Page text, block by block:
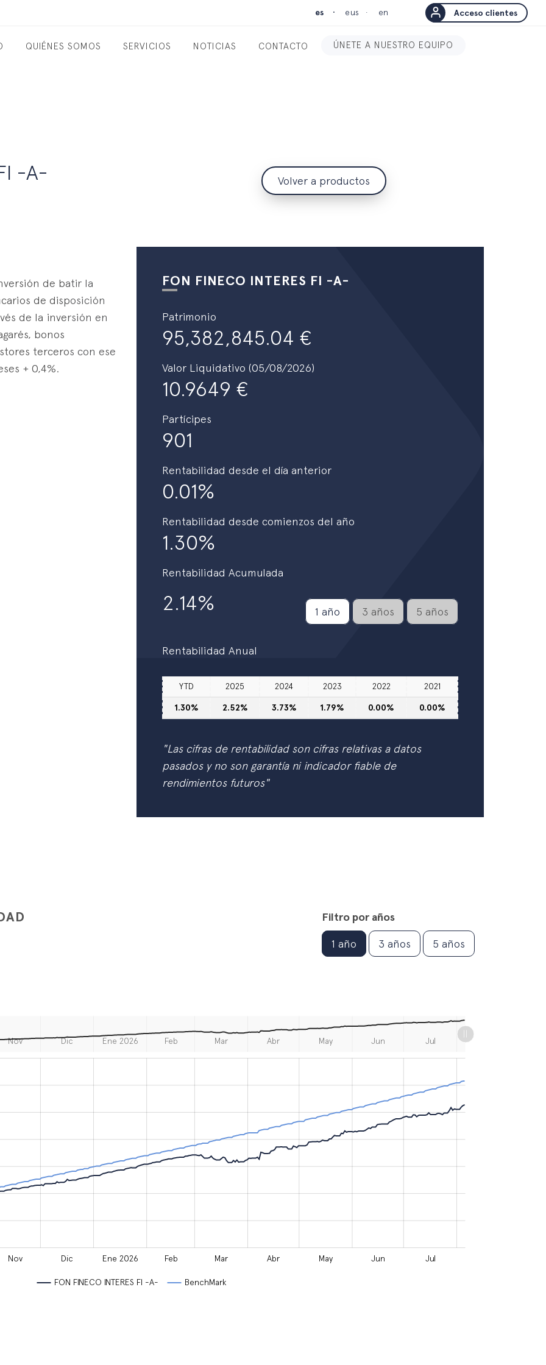
es eus en Acceso clientes
QUIÉNES SOMOS SERVICIOS NOTICIAS CONTACTO ÚNETE A NUESTRO EQUIPO
-A- Volver a productos
de batir la
de disposición
de la inversión en
bonos
terceros con ese
+ 0,4%.
FON FINECO INTERES FI -A-
Patrimonio
95,382,845.04
Valor Liquidativo (05/08/2026)
10.9649
Partícipes
901
Rentabilidad desde el día anterior
0.01%
Rentabilidad desde comienzos del año
1.30%
Rentabilidad Acumulada
2.14% 1 año 3 años 5 años
Rentabilidad Anual
YTD 2025 2024 2023 2022 2021
1.30% 2.52% 3.73% 1.79% 0.00% 0.00%
"Las cifras de rentabilidad son cifras relativas a datos
pasados y no son garantía ni indicador fiable de
rendimientos futuros"
Filtro por años
1 año 3 años 5 años
Nov Dic Ene 2026 Feb Mar Abr May Jun Jul
Nov Dic Ene 2026 Feb Mar Abr May Jun Jul
FON FINECO INTERES FI -A- BenchMark